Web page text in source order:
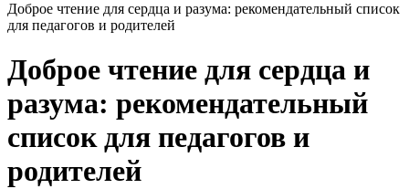
Доброе чтение для сердца и разума: рекомендательный список
для педагогов и родителей
Доброе чтение для сердца и
разума: рекомендательный
список для педагогов и
родителей